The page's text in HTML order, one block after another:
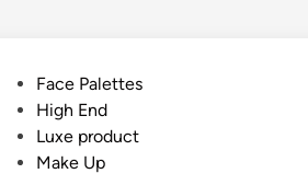
Face Palettes
High End
Luxe product
Make Up